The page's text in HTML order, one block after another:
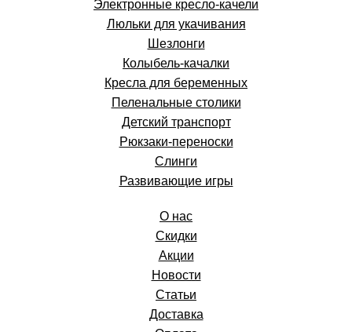
Электронные кресло-качели
Люльки для укачивания
Шезлонги
Колыбель-качалки
Кресла для беременных
Пеленальные столики
Детский транспорт
Рюкзаки-переноски
Слинги
Развивающие игры
О нас
Скидки
Акции
Новости
Статьи
Доставка